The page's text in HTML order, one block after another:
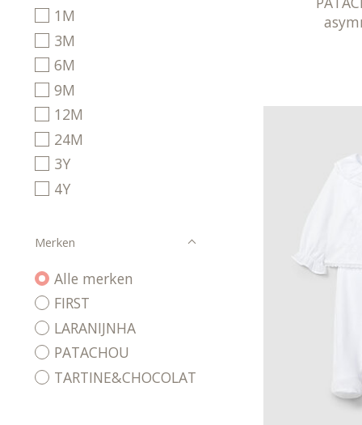
1M
3M
6M
9M
12M
24M
3Y
4Y
Merken
Alle merken
FIRST
LARANIJNHA
PATACHOU
TARTINE&CHOCOLAT